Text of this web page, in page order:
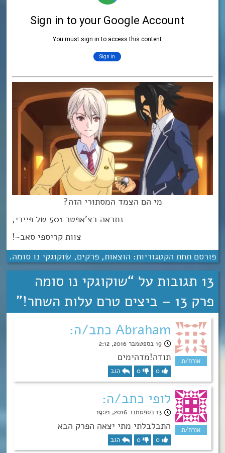
מי הם הצמד המסתורי הזה?
נתראה בצ’אפטר 501 של פיירי,
צוות קריספי סאב~!
פורסם תחת הקטגוריות: הוצאות, פרקים, שוקוגקי נו סומה.
13 תגובות על “
שוקוגקי נו סומה
פרק 13 – ביצים טרם עלות השחר!
”
Abraham כתב/ה:
19 בספטמבר 2016, 2:12
תודה!מדהימים
0
0 הגב
לופי כתב/ה:
13 בספטמבר 2016, 19:21
התבלבלתי מתי יצאה הפרק הבא
0
0 הגב